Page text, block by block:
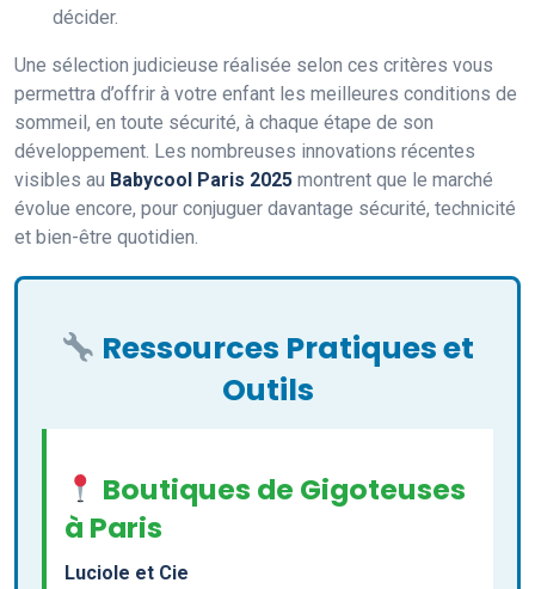
décider.
Une sélection judicieuse réalisée selon ces critères vous
permettra d’offrir à votre enfant les meilleures conditions de
sommeil, en toute sécurité, à chaque étape de son
développement. Les nombreuses innovations récentes
visibles au Babycool Paris 2025 montrent que le marché
évolue encore, pour conjuguer davantage sécurité, technicité
et bien-être quotidien.
Ressources Pratiques et
Outils
Boutiques de Gigoteuses
à Paris
Luciole et Cie